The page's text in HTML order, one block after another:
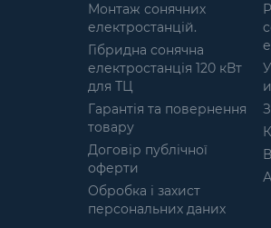
датчика. До станції
приєднати до трьох
щоб отримувати дані
температуру з різних
одночасно. Окрім цього,
метеостанція підтримує
синхронізацію з
точного часу DCF77, що
дозволяє пристрою
выдображати точний
час. Станція також має
будильник, що допоможе
Монтаж сонячних
електростанцій.
Гібридна сонячна
електростанція 120 кВт
для ТЦ
Гарантія та повернення
товару
Договір публічної
оферти
Обробка і захист
персональних даних